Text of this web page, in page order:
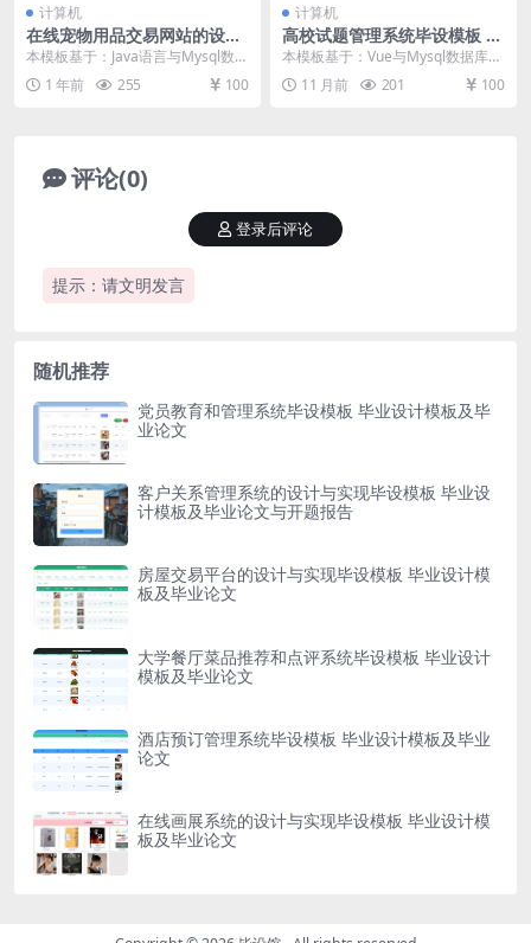
计算机
在线宠物用品交易网站的设计
与实现毕设模板 毕业设计模板
及毕业论文与PPT
本模板基于：Java语言与Mysql数据
库开发 管理员模块的实现 用户信息
管理 ...
1 年前 255 100
计算机
高校试题管理系统毕设模板 毕
业设计模板及毕业论文
本模板基于：Vue与Mysql数据库开
发 系统的实现 登录模块的实现 用
户要想进...
11 月前 201 100
评论(0)
提示：请文明发言
登录后评论
随机推荐
党员教育和管理系统毕设模板 毕业设计模板及毕
业论文
客户关系管理系统的设计与实现毕设模板 毕业设
计模板及毕业论文与开题报告
房屋交易平台的设计与实现毕设模板 毕业设计模
板及毕业论文
大学餐厅菜品推荐和点评系统毕设模板 毕业设计
模板及毕业论文
酒店预订管理系统毕设模板 毕业设计模板及毕业
论文
在线画展系统的设计与实现毕设模板 毕业设计模
板及毕业论文